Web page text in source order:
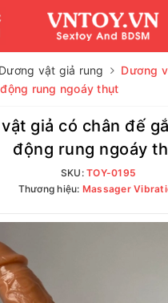
Dương vật giả rung
Dương
rung ngoáy thụt
giả có chân đế
động rung ngoáy
SKU:TOY-0195
Thương hiệu: Massager